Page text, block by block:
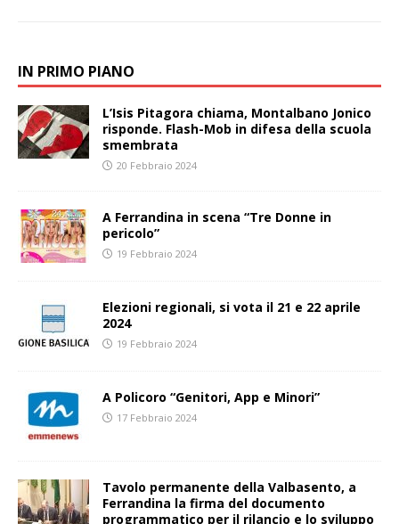
IN PRIMO PIANO
L’Isis Pitagora chiama, Montalbano Jonico
risponde. Flash-Mob in difesa della scuola
smembrata
20 Febbraio 2024
A Ferrandina in scena “Tre Donne in
pericolo”
19 Febbraio 2024
Elezioni regionali, si vota il 21 e 22 aprile
2024
19 Febbraio 2024
A Policoro “Genitori, App e Minori”
17 Febbraio 2024
Tavolo permanente della Valbasento, a
Ferrandina la firma del documento
programmatico per il rilancio e lo sviluppo